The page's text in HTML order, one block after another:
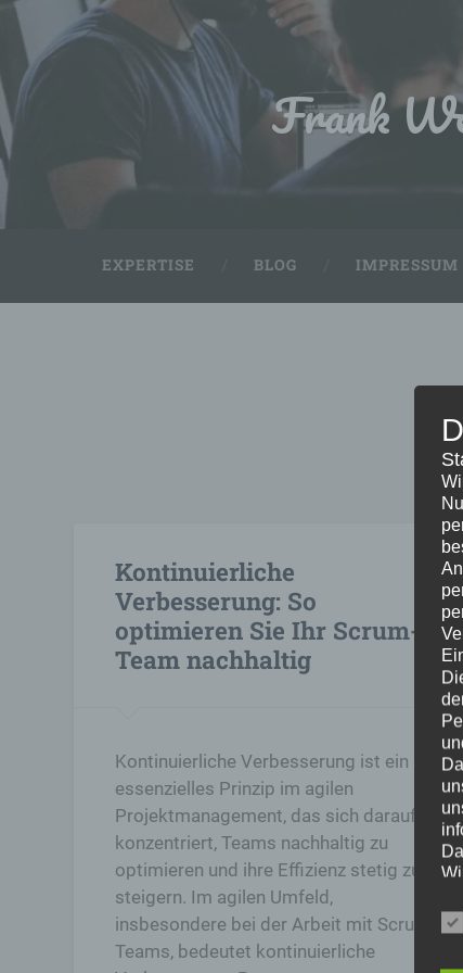
Frank
EXPERTISE BLOG IMPRESSUM
Kontinuierliche
Verbesserung: So
optimieren Sie Ihr Scrum-
Team nachhaltig
Kontinuierliche Verbesserung ist ein
essenzielles Prinzip im agilen
Projektmanagement, das sich darauf
konzentriert, Teams nachhaltig zu
optimieren und ihre Effizienz stetig zu
steigern. Im agilen Umfeld,
insbesondere bei der Arbeit mit Scrum-
Teams, bedeutet kontinuierliche